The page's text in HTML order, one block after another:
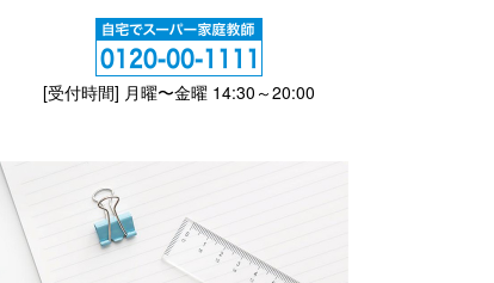
[受付時間] 月曜〜金曜 14:30～20:00